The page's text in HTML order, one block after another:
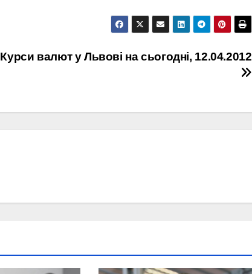
Курси валют у Львові на сьогодні, 12.04.2012